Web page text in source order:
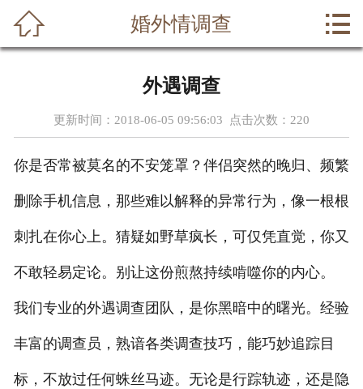
侦探案例
行业资讯
侦探事务所
在线留言
 婚外情调查 
外遇调查
更新时间：2018-06-05 09:56:03 点击次数： 220
你是否常被莫名的不安笼罩？伴侣突然的晚归、频繁
删除手机信息，那些难以解释的异常行为，像一根根
刺扎在你心上。猜疑如野草疯长，可仅凭直觉，你又
不敢轻易定论。别让这份煎熬持续啃噬你的内心。
我们专业的外遇调查团队，是你黑暗中的曙光。经验
丰富的调查员，熟谙各类调查技巧，能巧妙追踪目
标，不放过任何蛛丝马迹。无论是行踪轨迹，还是隐